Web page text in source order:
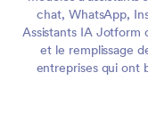
chat, WhatsApp,
Assistants IA Jotform
et le remplissage
entreprises qui ont